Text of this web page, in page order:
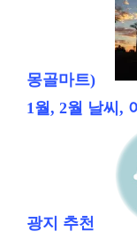
몽골마트)
1월, 2월 날씨,
광지 추천